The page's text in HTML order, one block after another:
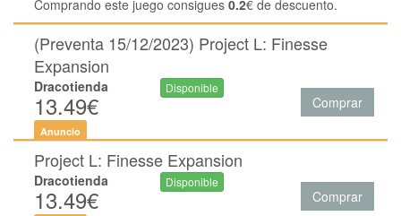
Comprando este juego consigues 0.2€ de descuento.
(Preventa 15/12/2023) Project L: Finesse
Expansion
Dracotienda
13.49€
Disponible
Comprar
Anuncio
Project L: Finesse Expansion
Dracotienda
13.49€
Disponible
Comprar